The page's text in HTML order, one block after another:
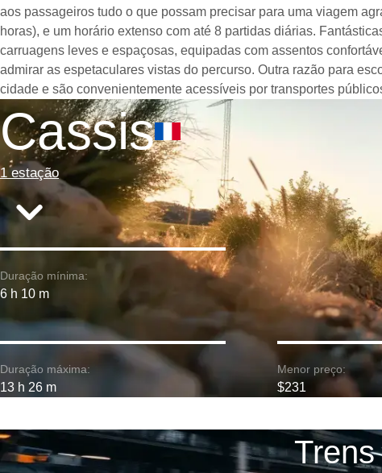
aos passageiros tudo o que possam precisar para uma viagem
horas), e um horário extenso com até 8 partidas diárias.
carruagens leves e espaçosas, equipadas com assentos
admirar as espetaculares vistas do percurso. Outra razão para
cidade e são convenientemente acessíveis por transportes
Cassis
1 estação
Duração mínima:
6 h 10 m
Duração máxima:
13 h 26 m
Menor preço:
$231